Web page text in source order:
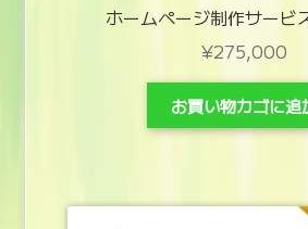
ホームページ制作サー
¥275,000
お買い物カゴに追